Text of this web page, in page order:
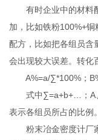
有时企业中的材料配
加，比如铁粉100%+
配方，比如把各组员含
会出现较大误差。转化
A%=a/∑*100%；
式中∑=a+b+…；A、
表示各组员所占的比例。
粉末冶金密度计厂家